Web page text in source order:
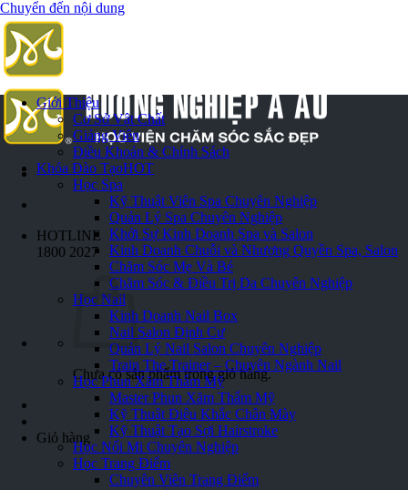
Chuyển đến nội dung
HOTLINE
1800 2027
Chưa có sản phẩm trong giỏ hàng.
Giỏ hàng
Giới Thiệu
Cơ Sở Vật Chất
Giảng Viên
Điều Khoản & Chính Sách
Khóa Đào TạoHOT
Học Spa
Kỹ Thuật Viên Spa Chuyên Nghiệp
Quản Lý Spa Chuyên Nghiệp
Khởi Sự Kinh Doanh Spa và Salon
Kinh Doanh Chuỗi và Nhượng Quyền Spa, Salon
Chăm Sóc Mẹ Và Bé
Chăm Sóc & Điều Trị Da Chuyên Nghiệp
Học Nail
Kinh Doanh Nail Box
Nail Salon Định Cư
Quản Lý Nail Salon Chuyên Nghiệp
Train The Trainer – Chuyên Ngành Nail
Học Phun Xăm Thẩm Mỹ
Master Phun Xăm Thẩm Mỹ
Kỹ Thuật Điêu Khắc Chân Mày
Kỹ Thuật Tạo Sợi Hairstroke
Học Nối Mi Chuyên Nghiệp
Học Trang Điểm
Chuyên Viên Trang Điểm